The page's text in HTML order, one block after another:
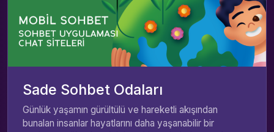
Sade Sohbet Odaları
Günlük yaşamın gürültülü ve hareketli akışından
bunalan insanlar hayatlarını daha yaşanabilir bir